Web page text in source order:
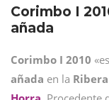
Corimbo I
añada
Corimbo I 2010
añada en la